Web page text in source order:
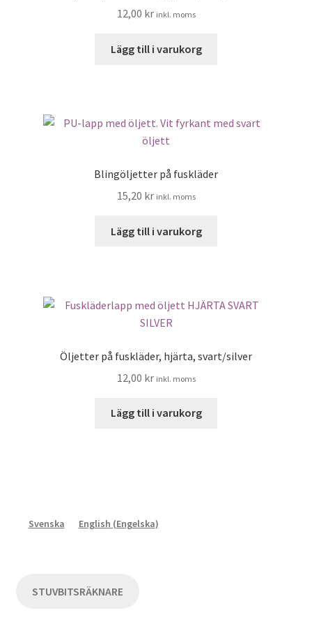
12,00 kr inkl. moms
Lägg till i varukorg
Blingöljetter på fuskläder
15,20 kr inkl. moms
Lägg till i varukorg
Öljetter på fuskläder, hjärta, svart/silver
12,00 kr inkl. moms
Lägg till i varukorg
Svenska English (Engelska)
STUVBITSRÄKNARE